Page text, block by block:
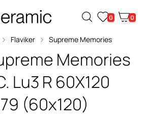
0 0
Flaviker Supreme Memories
Memories
Lu3 R 60X120
(60x120)